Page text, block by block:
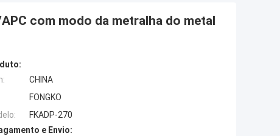
com modo da metralha do metal
CHINA
FONGKO
FKADP-270
e Envio: